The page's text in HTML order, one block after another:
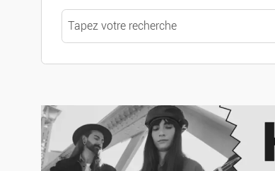
Type d'annonces
Recherche par mots clés